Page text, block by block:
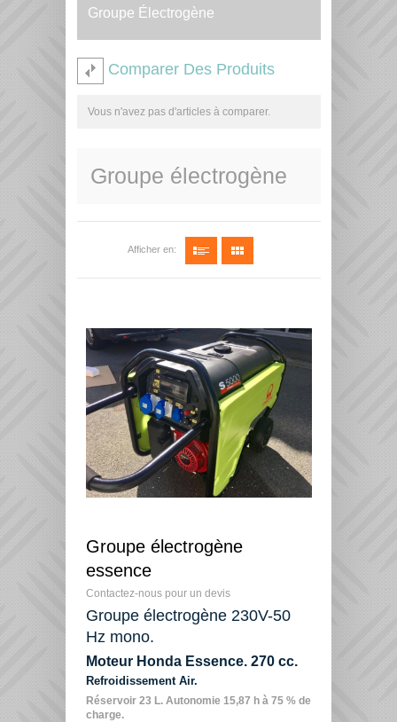
Groupe Électrogène
Comparer Des Produits
Vous n'avez pas d'articles à comparer.
Groupe électrogène
Afficher en:
Groupe électrogène
essence
Contactez-nous pour un devis
Groupe électrogène 230V-50
Hz mono.
Moteur Honda Essence. 270 cc.
Refroidissement Air.
Réservoir 23 L. Autonomie 15,87 h à 75 % de
charge.